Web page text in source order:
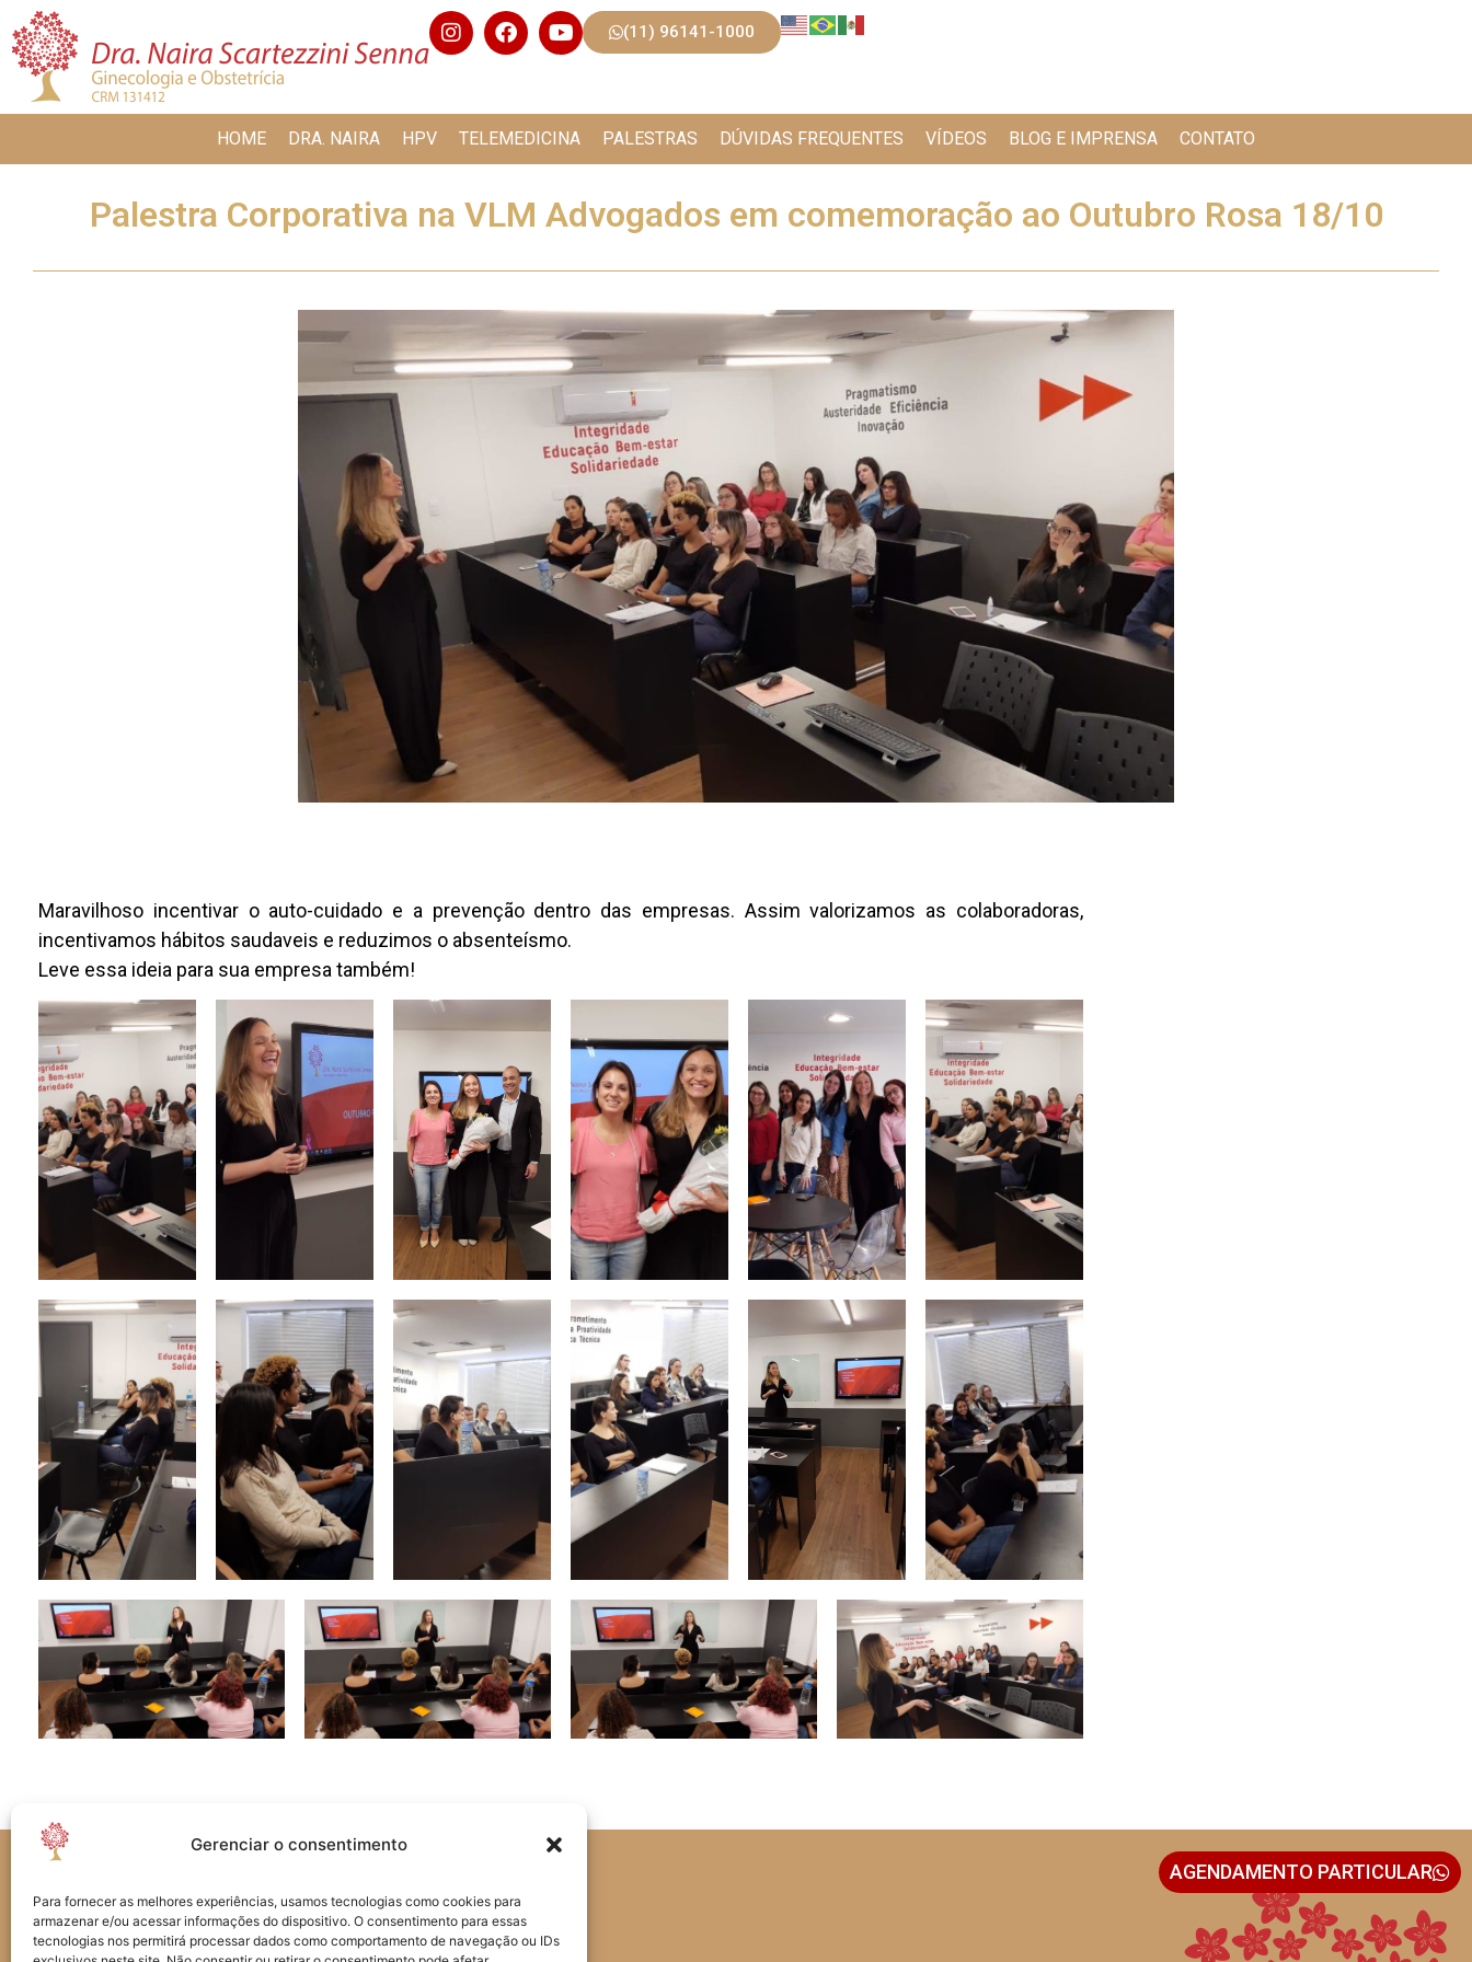
Gerenciar o consentimento
Para fornecer as melhores experiências, usamos tecnologias como cookies para
armazenar e/ou acessar informações do dispositivo. O consentimento para essas
tecnologias nos permitirá processar dados como comportamento de navegação ou IDs
(11) 96141-1000
HOME DRA. NAIRA HPV TELEMEDICINA PALESTRAS DÚVIDAS FREQUENTES VÍDEOS BLOG E IMPRENSA CONTATO
Palestra Corporativa na VLM Advogados em comemoração ao Outubro Rosa 18/10
Maravilhoso incentivar o auto-cuidado e a prevenção dentro das empresas. Assim valorizamos as colaboradoras,
incentivamos hábitos saudaveis e reduzimos o absenteísmo.
Leve essa ideia para sua empresa também!
São Paulo - SP - Brasil
AGENDAMENTO PARTICULAR